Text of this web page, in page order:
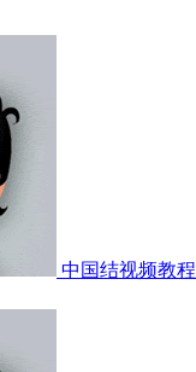
中国结视频教程